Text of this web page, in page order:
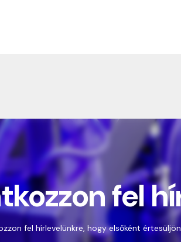
fel
fel hírlevelünkre, hogy elsőként